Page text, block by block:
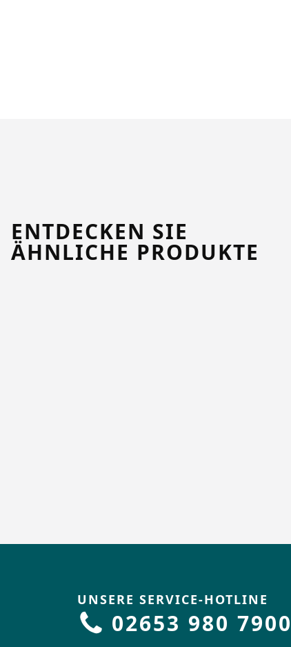
ENTDECKEN SIE
ÄHNLICHE PRODUKTE
UNSERE SERVICE-HOTLINE
02653 980 7900